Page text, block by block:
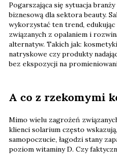
Pogarszająca się sytuacja
biznesową dla sektora beauty.
wykorzystać ten trend,
związanych z opalaniem i
alternatyw. Takich jak:
natryskowe czy produkty
bez ekspozycji na
A co z rzekomymi
Mimo wielu zagrożeń
klienci solarium często
samopoczucie, łagodzi stany
poziom witaminy D. Czy